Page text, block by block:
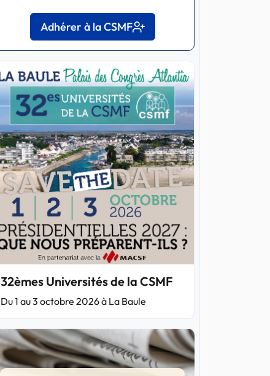
Adhérer à la CSMF
32èmes Universités de la CSMF
Du 1 au 3 octobre 2026 à La Baule